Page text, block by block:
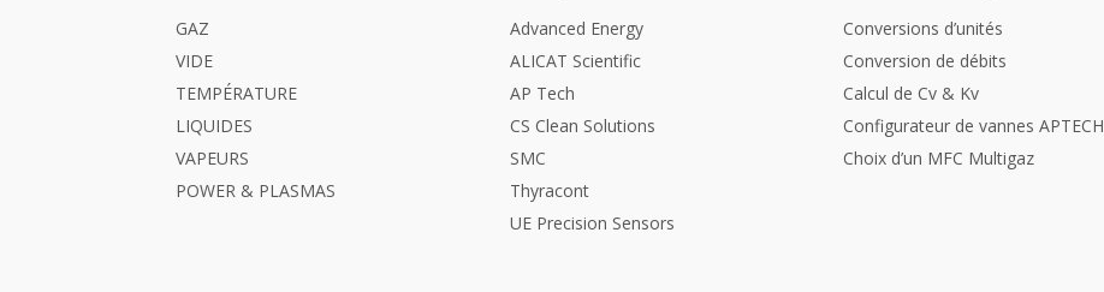
GAZ
VIDE
TEMPÉRATURE
LIQUIDES
VAPEURS
POWER & PLASMAS
Advanced Energy
ALICAT Scientific
AP Tech
CS Clean Solutions
SMC
Thyracont
UE Precision Sensors
Conversions d’unités
Conversion de débits
Calcul de Cv & Kv
Configurateur de vannes APTECH
Choix d’un MFC Multigaz